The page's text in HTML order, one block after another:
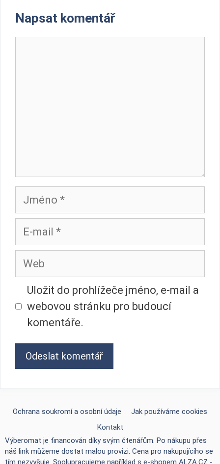
Napsat komentář
Jméno
E-
mail
Web
Uložit do prohlížeče jméno, e-mail a
webovou stránku pro budoucí
komentáře.
Ochrana soukromí a osobní údaje
Jak používáme cookies
Kontakt
Výberomat je financován díky svým čtenářům. Po nákupu přes
náš link můžeme dostat malou provizi. Cena pro nakupujícího se
tím nezvyšuje. Spolupracujeme například s e-shopem ALZA.CZ -